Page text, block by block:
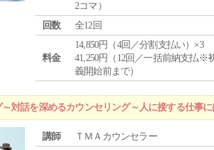
2コマ）
回数
全12回
料金
14,850円（4回／分割支払い）×3
41,250円（12回／一括前納支払※
義開始前まで）
対話を深めるカウンセリング～人に接する仕事
講師 ＴＭＡカウンセラー